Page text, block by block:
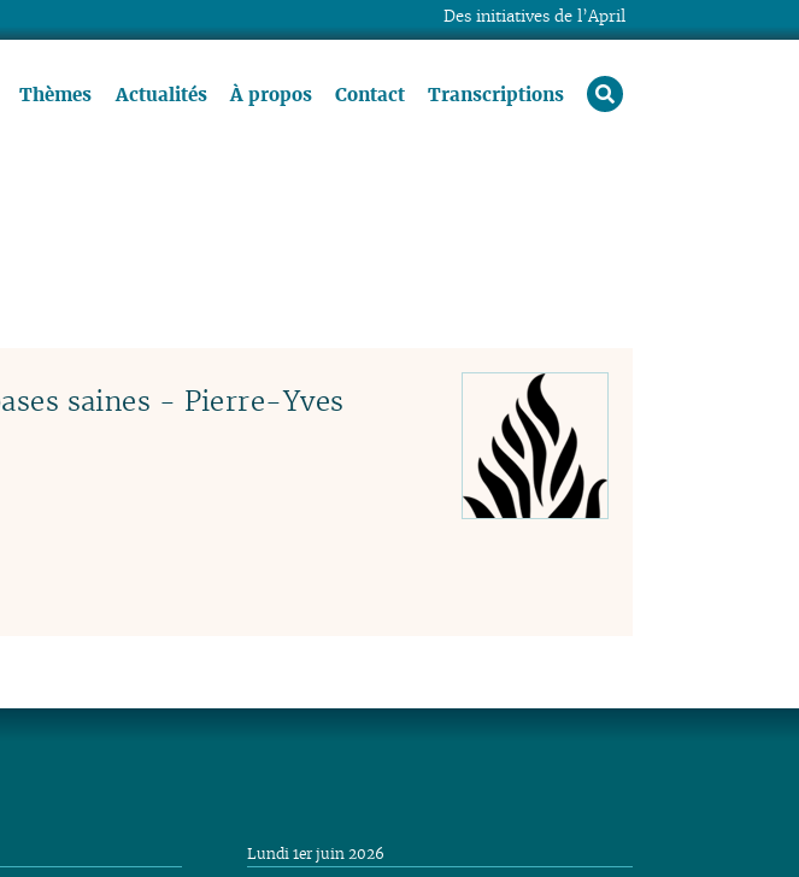
Thèmes Actualités À propos Contact Transcriptions rechercher
saines - Pierre-Yves
Lundi 1er juin 2026
Des initiatives de l’April